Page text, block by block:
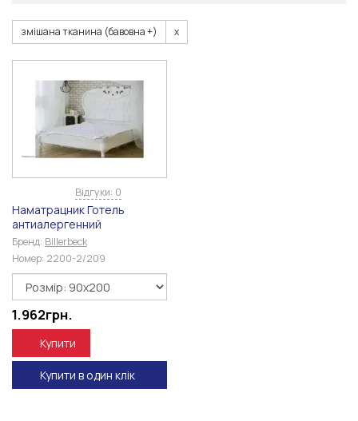
змішана тканина (бавовна +)
Відгуки: 0
Наматрaцник Готель
антиалергенний
Бренд: Billerbeck
Номер: 2200-2/209
1.962грн.
Купити
Купити в один клік